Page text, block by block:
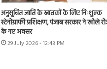
अनुसूचित जाति के स्नातकों के लिए निःशुल्क
स्टेनोग्राफी प्रशिक्षण, पंजाब सरकार ने खोले
के नए अवसर
29 July 2026 - 12:43 PM